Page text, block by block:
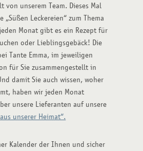
von unserem Team. Dieses Mal
„Süßen Leckereien“ zum Thema
Monat gibt es ein Rezept für
oder Lieblingsgebäck! Die
Tante Emma, im jeweiligen
für Sie zusammengestellt in
damit Sie auch wissen, woher
haben wir jeden Monat
unsere Lieferanten auf unsere
unserer Heimat“.
Kalender der Ihnen und sicher